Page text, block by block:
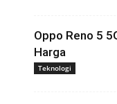
Oppo Reno 5
Harga
Teknologi